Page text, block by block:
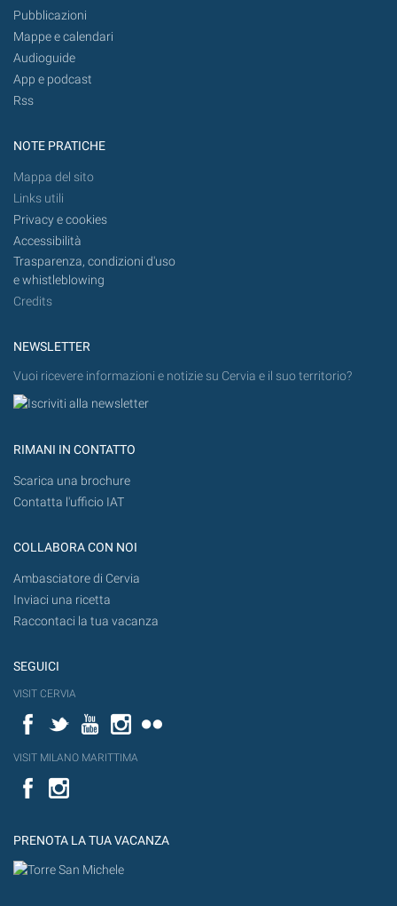
Pubblicazioni
Mappe e calendari
Audioguide
App e podcast
Rss
NOTE PRATICHE
Mappa del sito
Links utili
Privacy e cookies
Accessibilità
Trasparenza, condizioni d'uso
e whistleblowing
Credits
NEWSLETTER
Vuoi ricevere informazioni e notizie su Cervia e il suo territorio?
RIMANI IN CONTATTO
Scarica una brochure
Contatta l'ufficio IAT
COLLABORA CON NOI
Ambasciatore di Cervia
Inviaci una ricetta
Raccontaci la tua vacanza
SEGUICI
VISIT CERVIA
FacebookTwitterYouTubeInstagram
VISIT MILANO MARITTIMA
Facebook
PRENOTA LA TUA VACANZA